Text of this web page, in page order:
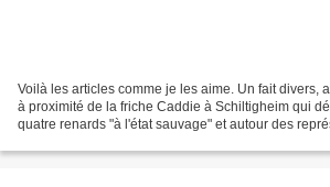
Voilà les articles comme je les aime. Un fait divers,
à proximité de la friche Caddie à Schiltigheim qui
quatre renards "à l'état sauvage" et autour des